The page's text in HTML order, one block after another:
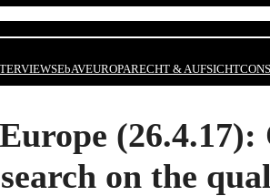
EbAVEUROPARECHT & AUFSICHT
on the